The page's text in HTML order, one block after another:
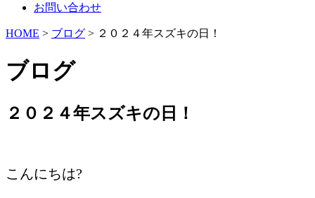
お問い合わせ
HOME > ブログ > ２０２４年スズキの日！
ブログ
２０２４年スズキの日！
こんにちは?